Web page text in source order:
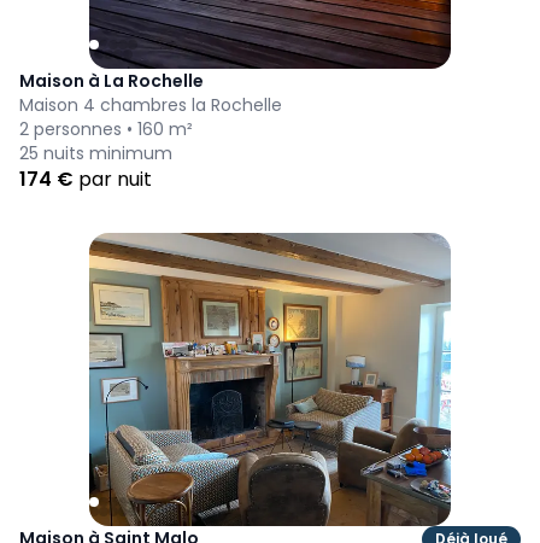
Maison à La Rochelle
Maison 4 chambres la Rochelle
2 personnes • 160 m²
25 nuits minimum
174 € par nuit
Maison à Saint Malo Déjà loué